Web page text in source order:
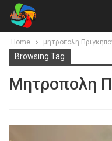
Home μητροπολη
Browsing Tag
Μητροπολη